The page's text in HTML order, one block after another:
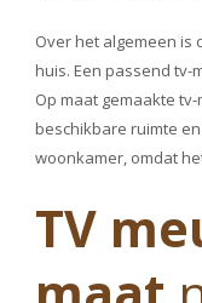
Over het algemeen is
huis. Een passend
Op maat gemaakte
beschikbare ruimte
woonkamer, omdat
TV